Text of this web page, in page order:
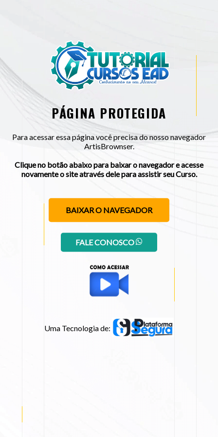
PÁGINA PROTEGIDA
Para acessar essa página você precisa do nosso navegador
ArtisBrownser.
Clique no botão abaixo para baixar o navegador e acesse
novamente o site através dele para assistir seu Curso.
BAIXAR O NAVEGADOR
FALE CONOSCO
Uma Tecnologia de: